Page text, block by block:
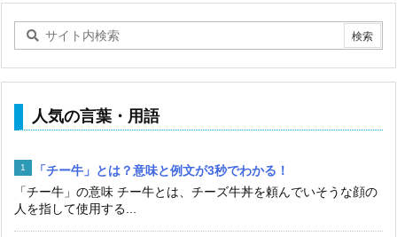
人気の言葉・用語
「チー牛」とは？意味と例文が3秒でわかる！
「チー牛」の意味 チー牛とは、チーズ牛丼を頼んでいそうな顔の
人を指して使用する...